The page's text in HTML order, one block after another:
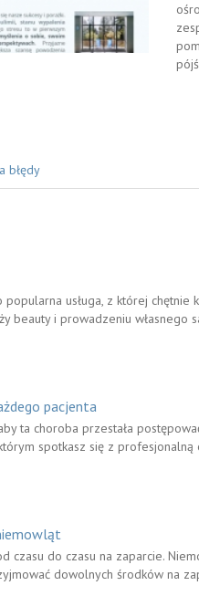
błędy
usługa, z której
beauty i prowadzeniu
pacjenta
ta choroba przestała
spotkasz się z
czasu do czasu na zaparcie.
dowolnych środków na